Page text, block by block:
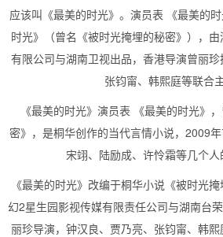
应该叫《最美的时光》。演员表 《最美的
时光》（曾名《被时光掩埋的秘密》），
有限公司与湖南卫视出品，香港导演曾丽珍
张钧甯、韩熙庭等联合主
《最美的时光》演员表 《最美的时光》
密》，是桐华创作的当代言情小说，2009年
宋翊、陆励成、许怜霜等几个人
《最美的时光》改编于桐华小说《被时光
幻2星生园影视传媒有限责任公司与湖南台
丽珍导演，钟汉良、贾乃亮、张钧甯、韩